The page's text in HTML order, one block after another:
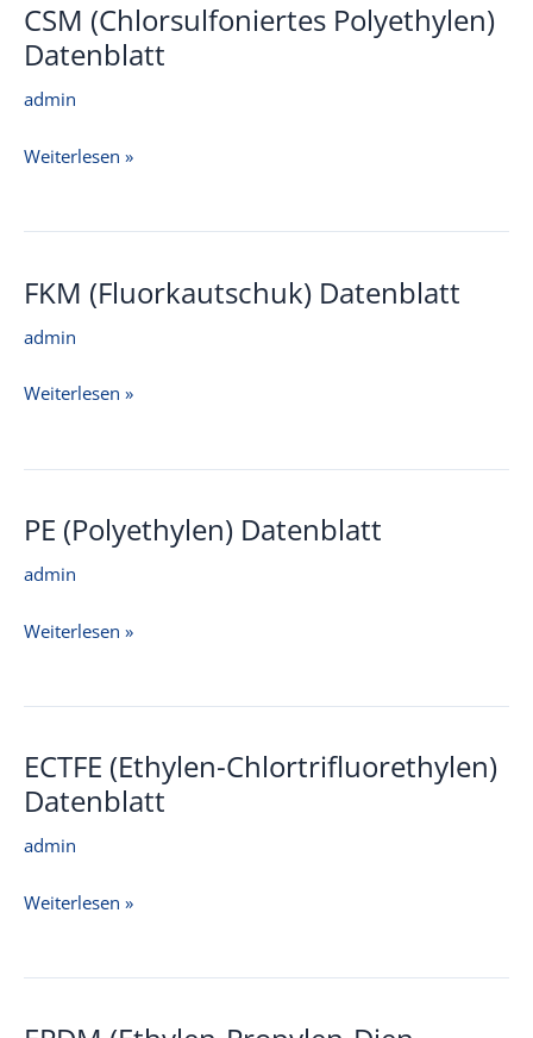
CSM (Chlorsulfoniertes Polyethylen)
Datenblatt
admin
CSM
Polyethylen)
Weiterlesen »
FKM (Fluorkautschuk) Datenblatt
admin
FKM
Datenblatt
Weiterlesen »
PE (Polyethylen) Datenblatt
admin
PE
Datenblatt
Weiterlesen »
ECTFE (Ethylen-Chlortrifluorethylen)
Datenblatt
admin
ECTFE
Chlortrifluorethylen)
Weiterlesen »